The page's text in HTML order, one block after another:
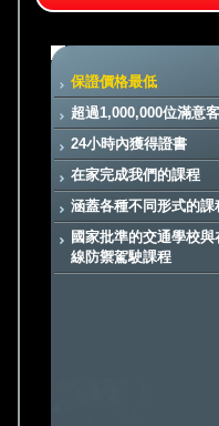
保證價格最低
超過1,000,000位滿意
24小時內獲得證書
在家完成我們的課程
涵蓋各種不同形式的課
國家批準的交通學校與
線防禦駕駛課程